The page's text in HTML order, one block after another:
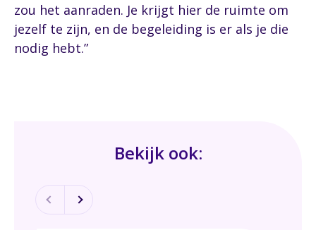
zou het aanraden. Je krijgt hier de ruimte om
jezelf te zijn, en de begeleiding is er als je die
nodig hebt.”
Bekijk ook: